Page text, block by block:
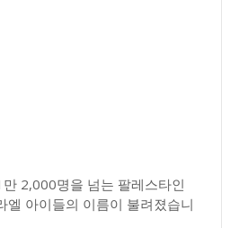
2,000명을 넘는 팔레스타인
엘 아이들의 이름이 불려졌습니